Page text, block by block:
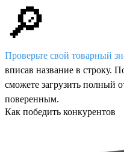
🔎
Проверьте свой товарный
вписав название в строку.
сможете загрузить полный
поверенным.
Как победить конкурентов